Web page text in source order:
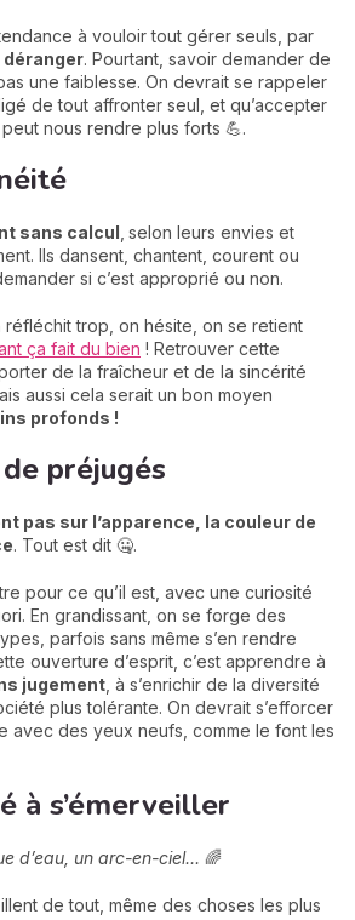
à vouloir tout gérer seuls, par
déranger. Pourtant, savoir demander de
une faiblesse. On devrait se rappeler
de tout affronter seul, et qu’accepter
nous rendre plus forts 💪.
sans calcul selon leurs envies et
Ils dansent, chantent, courent ou
si c’est approprié ou non.
réfléchit trop, on hésite, on se retient
ça fait du bien ! Retrouver cette
de la fraîcheur et de la sincérité
aussi cela serait un bon moyen
profonds !
de préjugés
pas sur l’apparence, la couleur de
. Tout est dit 🤐.
pour ce qu’il est, avec une curiosité
En grandissant, on se forge des
parfois sans même s’en rendre
ouverture d’esprit, c’est apprendre à
jugement , à s’enrichir de la diversité
plus tolérante. On devrait s’efforcer
avec des yeux neufs, comme le font les
à s’émerveiller
d’eau, un arc-en-ciel… 🌈
de tout, même des choses les plus